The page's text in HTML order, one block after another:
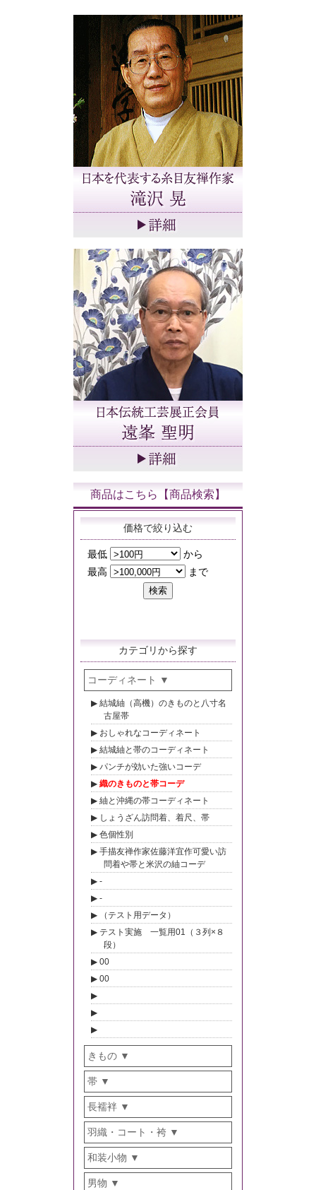
商品はこちら【商品検索】
価格で絞り込む
カテゴリから探す
コーディネート
結城紬（高機）のきものと八寸名
古屋帯
おしゃれなコーディネート
結城紬と帯のコーディネート
パンチが効いた強いコーデ
織のきものと帯コーデ
紬と沖縄の帯コーディネート
しょうざん訪問着、着尺、帯
色個性別
手描友禅作家佐藤洋宜作可愛い訪
問着や帯と米沢の紬コーデ
-
-
（テスト用データ）
テスト実施 一覧用01（３列×８
段）
00
00
きもの
帯
長襦袢
羽織・コート・袴
和装小物
男物